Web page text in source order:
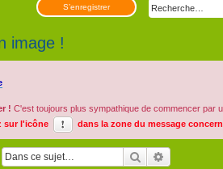
S’enregistrer
image !
! C'est toujours plus sympathique de commencer par
sur l'icône
dans la zone du message
Rechercher